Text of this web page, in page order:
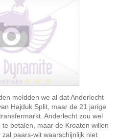
meldden we al dat Anderlecht
Hajduk Split, maar de 21 jarige
Anderlecht zou wel
betalen, maar de Kroaten willen
paars-wit waarschijnlijk niet